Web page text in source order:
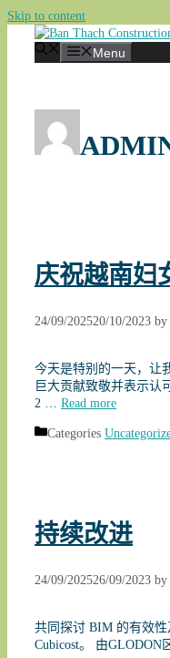
Skip to content
Menu
庆祝越南妇
24/09/202520/10/2023 by
今天是特别的一天，让
巨大贡献致敬并表示认
2 … Read more
Categories
持续改进
24/09/202526/09/2023 by
共同探讨 BIM 的有效
Cubicost。 由